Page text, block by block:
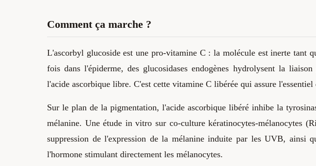
Comment ça marche ?
L'ascorbyl glucoside est une pro-vitamine C : la molécule est inerte tant
fois dans l'épiderme, des glucosidases endogènes hydrolysent la
l'acide ascorbique libre. C'est cette vitamine C libérée qui assure
Sur le plan de la pigmentation, l'acide ascorbique libéré inhibe la
mélanine. Une étude in vitro sur co-culture kératinocytes-mélanocytes
suppression de l'expression de la mélanine induite par les UVB, ainsi
l'hormone stimulant directement les mélanocytes.